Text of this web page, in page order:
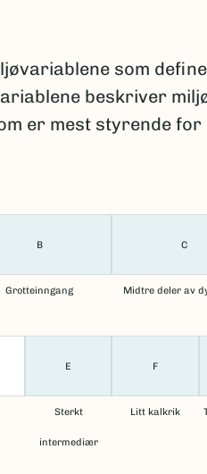
som
beskriver
er mest styrende for
B
Grotteinngang
C
Midtre deler av
E
Sterkt
intermediær
F
Litt kalkrik